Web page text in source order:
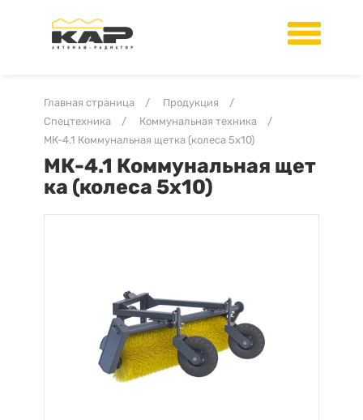
Главная страница / Продукция
/
Спецтехника
/ Коммунальная техника
/
МК-4.1 Коммунальная щетка (колеса 5х10)
МК-4.1 Коммунальная щет
ка (колеса 5х10)